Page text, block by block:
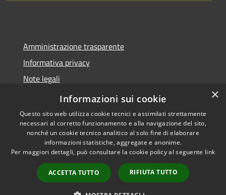
Amministrazione trasparente
Informativa privacy
Note legali
Dichiarazione di accessibilità
Accessibilità
Copyright © 2026 • Comune di
Molinella • Powered by
Municipium•
Accesso
redazione
×
Informazioni sui cookie
Questo sito web utilizza cookie tecnici e assimilati strettamente
necessari al corretto funzionamento e alla navigazione del sito,
nonché un cookie tecnico analitico al solo fine di elaborare
informazioni statistiche, aggregate e anonime.
Per maggiori dettagli, può consultare la cookie policy al seguente link
ACCETTA TUTTO RIFIUTA TUTTO